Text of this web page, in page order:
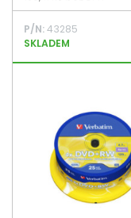
P/N:43285
SKLADEM